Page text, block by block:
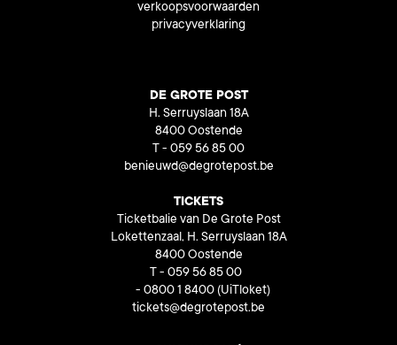
verkoopsvoorwaarden
privacyverklaring
DE GROTE POST
H. Serruyslaan 18A
8400 Oostende
T - 059 56 85 00
benieuwd@degrotepost.be
TICKETS
Ticketbalie van De Grote Post
Lokettenzaal, H. Serruyslaan 18A
8400 Oostende
T - 059 56 85 00
- 0800 1 8400 (UiTloket)
tickets@degrotepost.be